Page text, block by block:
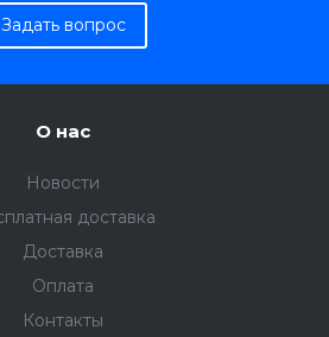
Задать вопрос
О нас
Новости
доставка
Доставка
Оплата
Контакты